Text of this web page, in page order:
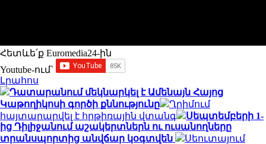
Հետևե՛ք Euromedia24-ին
Youtube-ում`
Լրահոս
Դատարանում մեկնարկել է Ամենայն Հայոց
Կաթողիկոսի գործի քննությունը
Ղրիմում
հայտարարվել է հրթիռային վտանգ
Սեպտեմբերի 1-
ից Դիլիջանում աշակերտներն ու ուսանողները
տրանսպորտից անվճար կօգտվեն
Սեուտայում